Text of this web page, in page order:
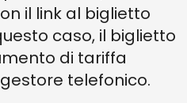
il link al biglietto
caso, il biglietto
di tariffa
telefonico.